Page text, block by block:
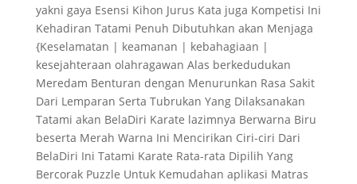
yakni gaya Esensi Kihon Jurus Kata juga Kompetisi Ini
Kehadiran Tatami Penuh Dibutuhkan akan Menjaga
{Keselamatan | keamanan | kebahagiaan |
kesejahteraan olahragawan Alas berkedudukan
Meredam Benturan dengan Menurunkan Rasa Sakit
Dari Lemparan Serta Tubrukan Yang Dilaksanakan
Tatami akan BelaDiri Karate lazimnya Berwarna Biru
beserta Merah Warna Ini Mencirikan Ciri-ciri Dari
BelaDiri Ini Tatami Karate Rata-rata Dipilih Yang
Bercorak Puzzle Untuk Kemudahan aplikasi Matras